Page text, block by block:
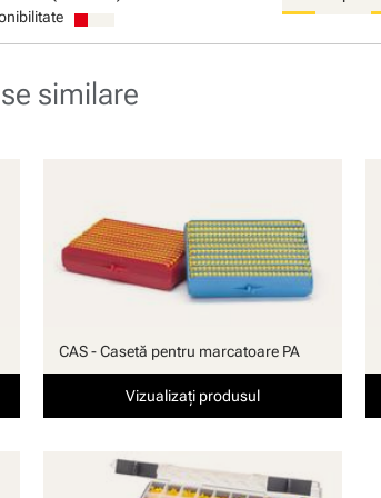
similare
CAS - Casetă pentru marcatoare PA
Vizualizați produsul